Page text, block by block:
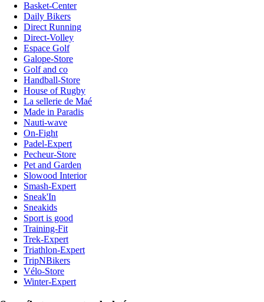
Basket-Center
Daily Bikers
Direct Running
Direct-Volley
Espace Golf
Galope-Store
Golf and co
Handball-Store
House of Rugby
La sellerie de Maé
Made in Paradis
Nauti-wave
On-Fight
Padel-Expert
Pecheur-Store
Pet and Garden
Slowood Interior
Smash-Expert
Sneak'In
Sneakids
Sport is good
Training-Fit
Trek-Expert
Triathlon-Expert
TripNBikers
Vélo-Store
Winter-Expert